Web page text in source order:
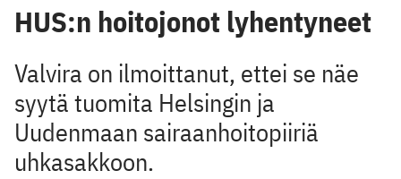
HUS:n hoitojonot lyhentyneet
Valvira on ilmoittanut, ettei se näe
syytä tuomita Helsingin ja
Uudenmaan sairaanhoitopiiriä
uhkasakkoon.